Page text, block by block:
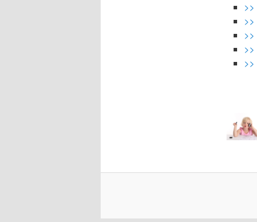
>>
>>
>>
>>
>>